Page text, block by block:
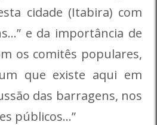
cidade (Itabira) com
e da importância de
os comitês populares,
que existe aqui em
das barragens, nos
públicos…”